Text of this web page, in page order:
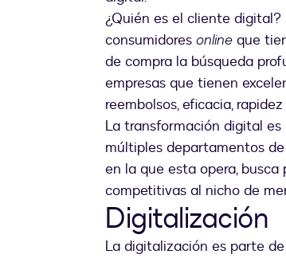
¿Quién es el cliente digital?
consumidores online que
de compra la búsqueda
empresas que tienen
reembolsos, eficacia,
La transformación digital
múltiples departamentos
en la que esta opera,
competitivas al nicho de
Digitalización
La digitalización es parte